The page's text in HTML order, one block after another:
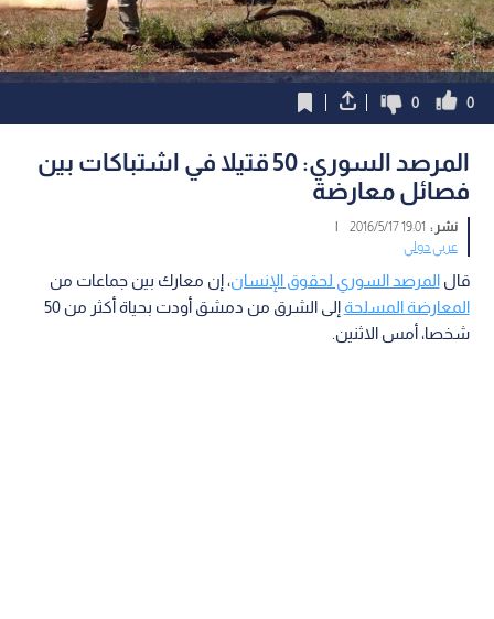
0
0
المرصد السوري: 50 قتيلا في اشتباكات بين
فصائل معارضة
نشر : 19:01 2016/5/17
|
عربي دولي
قالالمرصد السوري لحقوق الإنسان، إن معارك بين جماعات من
المعارضة المسلحة
إلى الشرق من دمشق أودت بحياة أكثر من 50
شخصا، أمس الاثنين.